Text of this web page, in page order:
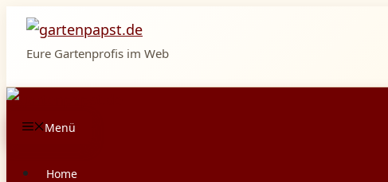
Zum
Inhalt
Eure Gartenprofis im Web
Menü
Home